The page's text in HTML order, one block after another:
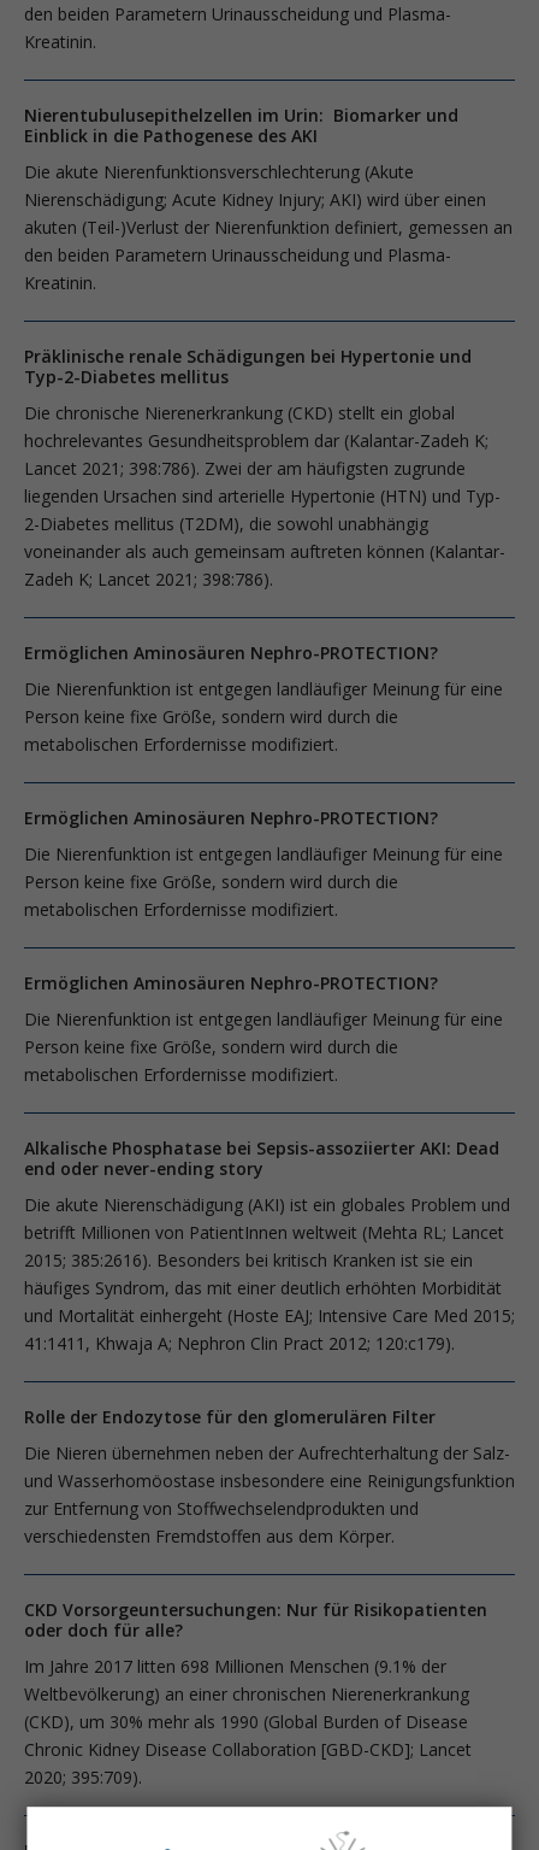
den beiden Parametern Urinausscheidung und Plasma-
Kreatinin.
Nierentubulusepithelzellen im Urin: Biomarker und
Einblick in die Pathogenese des AKI
Die akute Nierenfunktionsverschlechterung (Akute
Nierenschädigung; ­Acute Kidney Injury; AKI) wird über einen
akuten (Teil-)Verlust der Nierenfunktion definiert, gemessen an
den beiden Parametern Urinausscheidung und Plasma-
Kreatinin.
Präklinische renale Schädigungen bei Hypertonie und
Typ-2-Diabetes mellitus
Die chronische Nierenerkrankung (CKD) stellt ein global
hochrelevantes Gesundheitsproblem dar (Kalantar-Zadeh K;
Lancet 2021; 398:786). Zwei der am häufigsten zugrunde
liegenden Ursachen sind arterielle Hypertonie (HTN) und Typ-
2-Diabetes mellitus (T2DM), die sowohl unabhängig
voneinander als auch gemeinsam auftreten können (Kalantar-
Zadeh K; Lancet 2021; 398:786).
Ermöglichen Aminosäuren Nephro-PROTECTION?
Die Nierenfunktion ist entgegen landläufiger Meinung für eine
Person keine fixe Größe, sondern wird durch die
metabolischen Erfordernisse modifiziert.
Ermöglichen Aminosäuren Nephro-PROTECTION?
Die Nierenfunktion ist entgegen landläufiger Meinung für eine
Person keine fixe Größe, sondern wird durch die
metabolischen Erfordernisse modifiziert.
Ermöglichen Aminosäuren Nephro-PROTECTION?
Die Nierenfunktion ist entgegen landläufiger Meinung für eine
Person keine fixe Größe, sondern wird durch die
metabolischen Erfordernisse modifiziert.
Alkalische Phosphatase bei Sepsis-assoziierter AKI: Dead
end oder never-ending story
Die akute Nierenschädigung (AKI) ist ein globales Problem und
betrifft Millio­nen von PatientInnen weltweit (Mehta RL; Lancet
2015; 385:2616). Besonders bei kritisch Kranken ist sie ein
häufiges Syndrom, das mit einer deutlich erhöhten Morbidität
und Mortalität einhergeht (Hoste EAJ; Intensive Care Med 2015;
41:1411, Khwaja A; Nephron Clin Pract 2012; 120:c179).
Rolle der Endozytose für den glomerulären Filter
Die Nieren übernehmen neben der Aufrechterhaltung der Salz-
und Wasserhomöostase insbesondere eine Reinigungsfunktion
zur Entfernung von Stoffwechselendprodukten und
verschiedensten Fremdstoffen aus dem Körper.
CKD Vorsorgeuntersuchungen: Nur für Risikopatienten
oder doch für alle?
Im Jahre 2017 litten 698 Millionen Menschen (9.1% der
Weltbevölkerung) an einer chronischen Nierenerkrankung
(CKD), um 30% mehr als 1990 (Global Burden of Disease
Chronic Kidney Disease Collaboration [GBD-CKD]; Lancet
2020; 395:709).